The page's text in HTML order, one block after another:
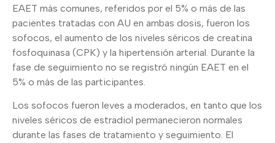
EAET más comunes, referidos por el 5% o más de las
pacientes tratadas con AU en ambas dosis, fueron los
sofocos, el aumento de los niveles séricos de creatina
fosfoquinasa (CPK) y la hipertensión arterial. Durante la
fase de seguimiento no se registró ningún EAET en el
5% o más de las participantes.
Los sofocos fueron leves a moderados, en tanto que los
niveles séricos de estradiol permanecieron normales
durante las fases de tratamiento y seguimiento. El